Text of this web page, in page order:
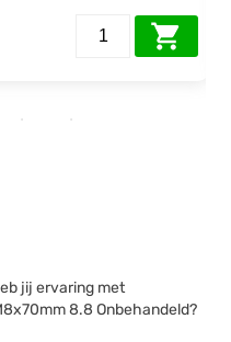
jij ervaring met
8.8 Onbehandeld?